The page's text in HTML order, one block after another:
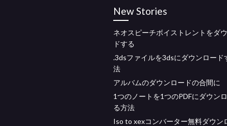
New Stories
ネオスピーチボイストレントをダ
ドする
.3dsファイルを3dsにダウンロード
法
アルバムのダウンロードの合間に
1つのノートを1つのPDFにダウン
る方法
Iso to xexコンバーター無料ダウン